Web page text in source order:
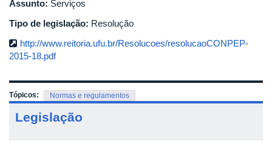
Assunto: Serviços
Tipo de legislação: Resolução
http://www.reitoria.ufu.br/Resolucoes/resolucaoCONPEP-
2015-18.pdf
Tópicos: Normas e regulamentos
Legislação